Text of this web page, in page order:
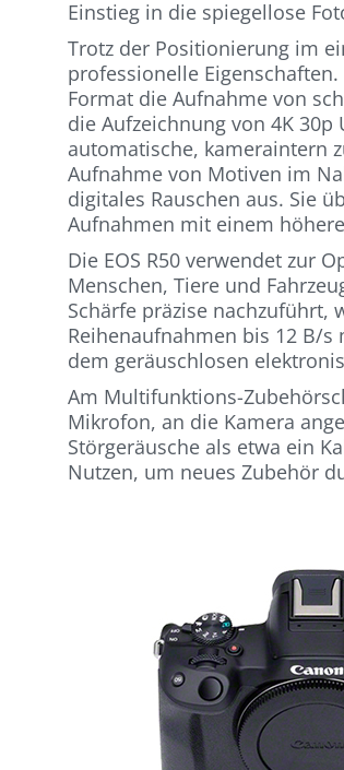
Einstieg in die spiegellose
Trotz der Positionierung im
professionelle
Format die Aufnahme von
die Aufzeichnung von 4K 30p
automatische, kameraintern
Aufnahme von Motiven im
digitales Rauschen aus. Sie
Aufnahmen mit einem
Die EOS R50 verwendet zur
Menschen, Tiere und
Schärfe präzise nachzuführt,
Reihenaufnahmen bis 12 B/
dem geräuschlosen
Am Multifunktions-
Mikrofon, an die Kamera
Störgeräusche als etwa ein
Nutzen, um neues Zubehör